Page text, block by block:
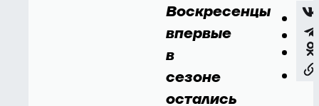
Воскресенцы
впервые
в
сезоне
остались